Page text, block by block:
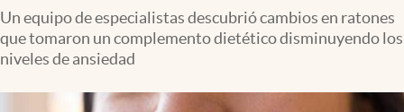
Un equipo de especialistas descubrió cambios en ratones
que tomaron un complemento dietético disminuyendo los
niveles de ansiedad